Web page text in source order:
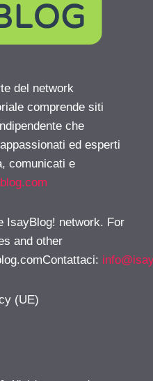
del network
comprende siti
che
ed esperti
comunicati e
IsayBlog! network. For
and other
:
(UE)